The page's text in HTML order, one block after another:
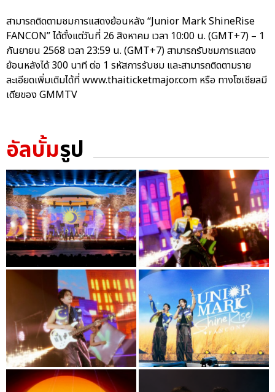
สามารถติดตามชมการแสดงย้อนหลัง “Junior Mark ShineRise
FANCON” ได้ตั้งแต่วันที่ 26 สิงหาคม เวลา 10:00 น. (GMT+7) – 1
กันยายน 2568 เวลา 23:59 น. (GMT+7) สามารถรับชมการแสดง
ย้อนหลังได้ 300 นาที ต่อ 1 รหัสการรับชม และสามารถติดตามราย
ละเอียดเพิ่มเติมได้ที่ www.thaiticketmajor.com หรือ ทางโซเชียลมี
เดียของ GMMTV
อัลบั้มรูป